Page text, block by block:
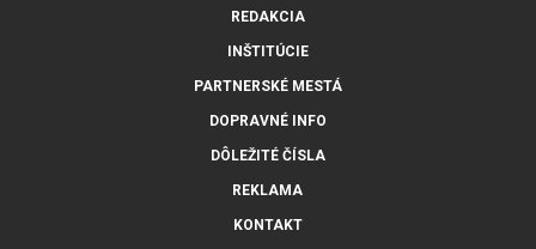
REDAKCIA
INŠTITÚCIE
PARTNERSKÉ MESTÁ
DOPRAVNÉ INFO
DÔLEŽITÉ ČÍSLA
REKLAMA
KONTAKT